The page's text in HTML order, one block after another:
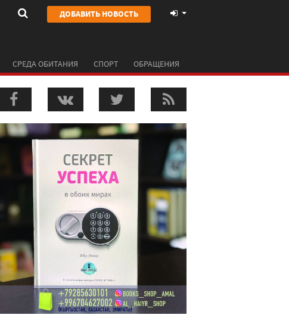
ДОБАВИТЬ НОВОСТЬ
СРЕДА ОБИТАНИЯ СПОРТ ОБРАЩЕНИЯ